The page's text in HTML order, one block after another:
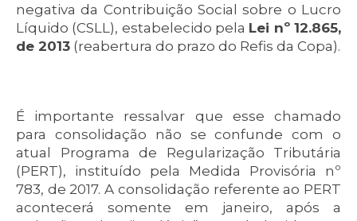
negativa da Contribuição Social sobre o Lucro
Líquido (CSLL), estabelecido pela Lei nº 12.865,
de 2013 (reabertura do prazo do Refis da Copa).
É importante ressalvar que esse chamado
para consolidação não se confunde com o
atual Programa de Regularização Tributária
(PERT), instituído pela Medida Provisória nº
783, de 2017. A consolidação referente ao PERT
acontecerá somente em janeiro, após a